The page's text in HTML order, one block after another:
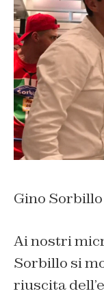
Gino
Ai nostri
Sorbillo si
riuscita